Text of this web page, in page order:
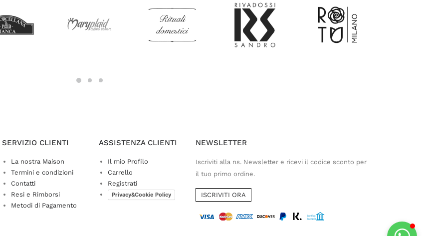
SERVIZIO CLIENTI
La nostra Maison
Termini e condizioni
Contatti
Resi e Rimborsi
Metodi di Pagamento
ASSISTENZA CLIENTI
Il mio Profilo
Carrello
Registrati
Privacy&Cookie Policy
NEWSLETTER
Iscriviti alla ns. Newsletter e ricevi il codice sconto per
il tuo primo ordine.
ISCRIVITI ORA